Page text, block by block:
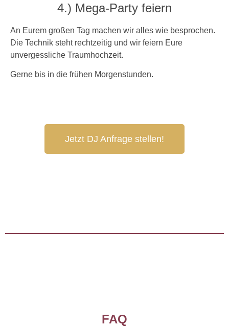
4.) Mega-Party feiern
An Eurem großen Tag machen wir alles wie besprochen.
Die Technik steht rechtzeitig und wir feiern Eure
unvergessliche Traumhochzeit.
Gerne bis in die frühen Morgenstunden.
Jetzt DJ Anfrage stellen!
FAQ